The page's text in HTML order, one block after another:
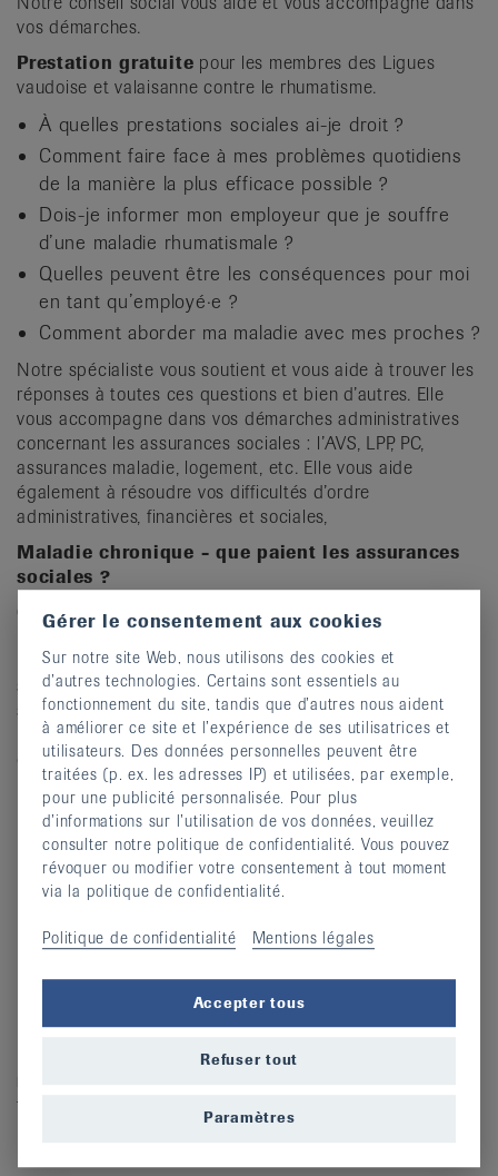
vos démarches.
Prestation gratuite pour les membres des Ligues
vaudoise et valaisanne contre le rhumatisme.
À quelles prestations sociales ai-je droit ?
Comment faire face à mes problèmes quotidiens
de la manière la plus efficace possible ?
Dois-je informer mon employeur que je souffre
d’une maladie rhumatismale ?
Quelles peuvent être les conséquences pour moi
en tant qu’employé·e ?
Comment aborder ma maladie avec mes proches ?
Notre spécialiste vous soutient et vous aide à trouver les
réponses à toutes ces questions et bien d’autres. Elle
vous accompagne dans vos démarches administratives
concernant les assurances sociales : l’AVS, LPP, PC,
assurances maladie, logement, etc. Elle vous aide
également à résoudre vos difficultés d’ordre
administratives, financières et sociales,
Maladie chronique - que paient les assurances
sociales ?
Guide des assurances sociales 2024
la Ligue suisse conter le cancer, de la Ligue pulmonaire
suisse, de la Société suisse du diabèe et de la Ligue
suisse contre le rhumatisme. Il s'agit d'un ouvrage de
référence sur les sujets suivants relatifs aux maladies
chroniques :
Traitement médical
Soins ambulatoires
Aides et dispositifs de traitement
Mesures de réadaptation
Pension d'invalidité / prestations complémentaires
Revendication des survivants.
Pour de plus amples renseignements ou pour un
téléphone au 021 623 37 07.
Gérer le consentement aux cookies
Sur notre site Web, nous utilisons des cookies et
d’autres technologies. Certains sont essentiels au
fonctionnement du site, tandis que d’autres nous aident
à améliorer ce site et l’expérience de ses utilisatrices et
utilisateurs. Des données personnelles peuvent être
traitées (p. ex. les adresses IP) et utilisées, par exemple,
pour une publicité personnalisée. Pour plus
d’informations sur l’utilisation de vos données, veuillez
consulter notre politique de confidentialité. Vous pouvez
révoquer ou modifier votre consentement à tout moment
via la politique de confidentialité.
Politique de confidentialité Mentions légales
Accepter tous
Refuser tout
Paramètres